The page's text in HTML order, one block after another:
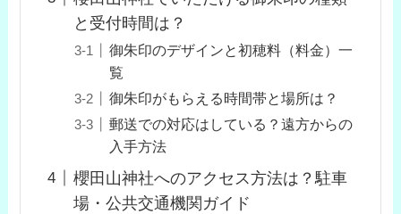
と受付時間は？
御朱印のデザインと初穂料（料金）一
覧
御朱印がもらえる時間帯と場所は？
郵送での対応はしている？遠方からの
入手方法
櫻田山神社へのアクセス方法は？駐車
場・公共交通機関ガイド